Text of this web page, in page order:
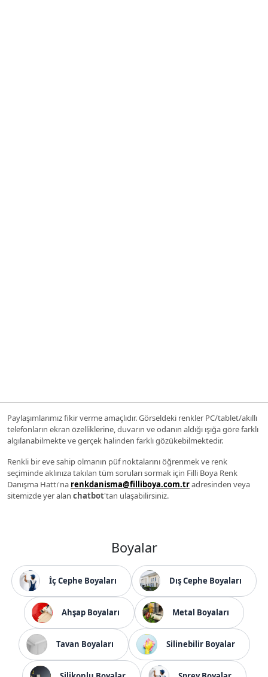
Paylaşımlarımız fikir verme amaçlıdır. Görseldeki renkler PC/tablet/akıllı
telefonların ekran özelliklerine, duvarın ve odanın aldığı ışığa göre farklı
algılanabilmekte ve gerçek halinden farklı gözükebilmektedir.
Renkli bir eve sahip olmanın püf noktalarını öğrenmek ve renk
seçiminde aklınıza takılan tüm soruları sormak için Filli Boya Renk
Danışma Hattı'na renkdanisma@filliboya.com.tradresinden veya
sitemizde yer alan chatbot'tan ulaşabilirsiniz.
Boyalar
İç Cephe Boyaları Dış Cephe Boyaları
Ahşap Boyaları Metal Boyaları
Tavan Boyaları Silinebilir Boyalar